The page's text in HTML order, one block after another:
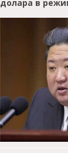
долара в